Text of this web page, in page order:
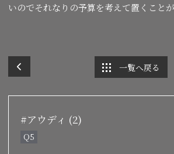
いのでそれなりの予算を考えて置くことが
一覧へ戻る
#アウディ (2)
Q5